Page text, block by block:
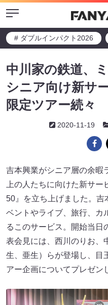
Menu
# ダブルインパクト2026
中川家の鉄道、
シニア向け新サ
限定ツアー続々
2020-11-19
吉本興業がシニア層の余暇
上の人たちに向けた新サ
50』を立ち上げました。吉
ベントやライブ、旅行、カ
るこのサービス。開始当日
表会見には、西川のりお、
生、亜生）らが登場し、目
アー企画についてプレゼン